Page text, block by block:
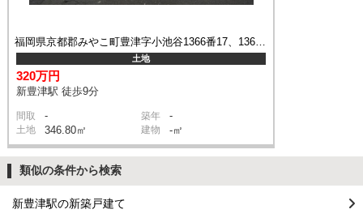
福岡県京都郡みやこ町豊津字小池谷1366番17、1365番2
土地
320万円
新豊津駅 徒歩9分
間取 - 築年 -
土地 346.80㎡ 建物 -㎡
類似の条件から検索
新豊津駅の新築戸建て